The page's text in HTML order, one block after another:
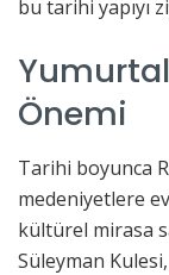
bu tarihi yapıyı
Önemi
Tarihi boyunca
medeniyetlere
kültürel mirasa
Süleyman